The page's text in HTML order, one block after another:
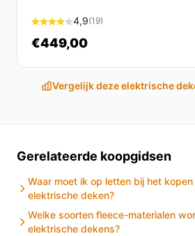
temperaturen, ongeacht de
Conclusie
voor iedereen die behoefte heeft
functies en gebruiksvriendelijke
besteelektrischedeken.nl. Kies
4,9(19)
€449,00
Vergelijk deze elektrische
Gerelateerde koopgidsen
Waar moet ik op letten bij het
elektrische deken?
Welke soorten fleece-materialen
elektrische dekens?